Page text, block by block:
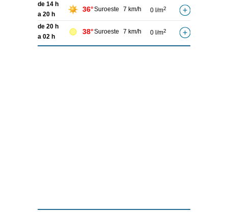
de 14 h
a 20 h
36°Suroeste 7 km/h 0 l/m2
de 20 h
a 02 h
38°Suroeste 7 km/h 0 l/m2